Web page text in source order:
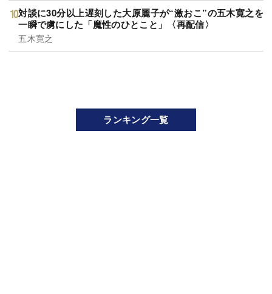
対談に30分以上遅刻した大原麗子が“激おこ”の五木寛之を
一瞬で虜にした「魔性のひとこと」〈再配信〉
五木寛之
ランキング一覧